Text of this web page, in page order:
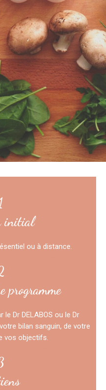
initial
ou à distance.
programme
Dr DELABOS ou le Dr
bilan sanguin, de votre
vos objectifs.